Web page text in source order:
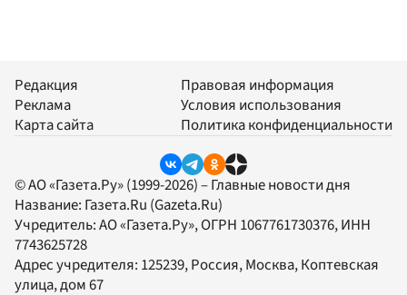
Редакция
Реклама
Карта сайта
Правовая информация
Условия использования
Политика конфиденциальности
© АО «Газета.Ру» (1999-2026) – Главные новости дня
Название: Газета.Ru (Gazeta.Ru)
Учредитель:АО «Газета.Ру», ОГРН 1067761730376, ИНН
7743625728
Адрес учредителя: 125239, Россия, Москва, Коптевская
улица, дом 67